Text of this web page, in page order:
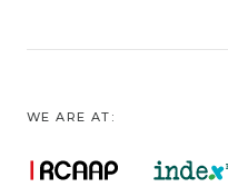
WE ARE AT: